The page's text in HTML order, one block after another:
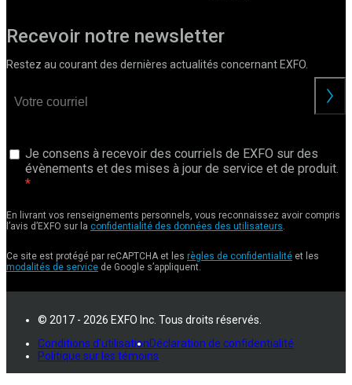
Recevoir notre newsletter
Restez au courant des dernières actualités concernant EXFO.
Je consens à recevoir des courriels de EXFO sur des
évènements et des mises à jour de service et de produit.
En livrant vos renseignements personnels, vous reconnaissez avoir compris
l’avis d’EXFO sur la confidentialité des données des utilisateurs.
Ce site est protégé par reCAPTCHA et les règles de confidentialité et les
modalités de service de Google s’appliquent.
© 2017 - 2026 EXFO Inc. Tous droits réservés.
Conditions d'utilisationDéclaration de confidentialité
Politique sur les témoins